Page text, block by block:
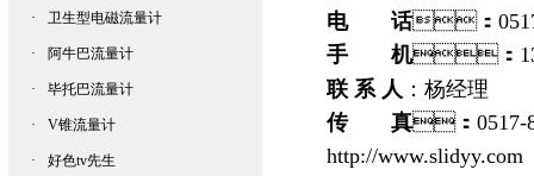
· 卫生型电磁流量计
· 阿牛巴流量计
· 毕托巴流量计
· V锥流量计
· 好色tv先生
电 话：
手 机：
联 系 人 ：杨经理
传 真： 0517-
http://www.slidyy.com